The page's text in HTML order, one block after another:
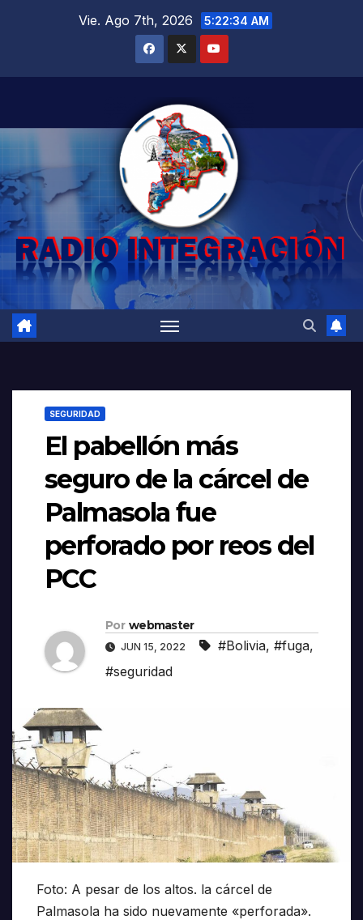
Vie. Ago 7th, 2026 5:22:34 AM
SEGURIDAD
El pabellón más
seguro de la cárcel de
Palmasola fue
perforado por reos del
PCC
Por webmaster
JUN 15, 2022 #Bolivia, #fuga,
#seguridad
Foto: A pesar de los altos. la cárcel de
Palmasola ha sido nuevamente «perforada».